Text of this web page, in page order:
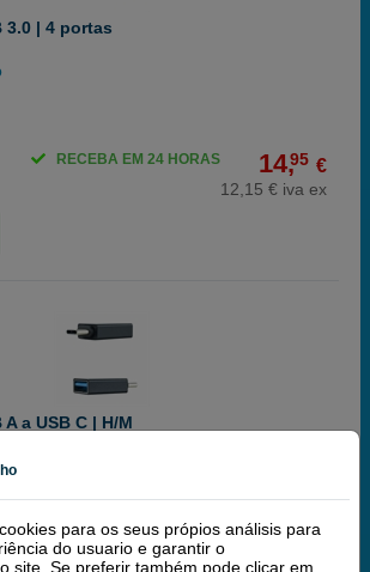
3.0 | 4 portas
14,95 €
12,15 € iva ex
RECEBA EM 24 HORAS
a USB C | H/M
5,
RECEBA EM 24 HORAS
para os seus própios análisis para
do usuario e garantir o
site. Se preferir também pode clicar em